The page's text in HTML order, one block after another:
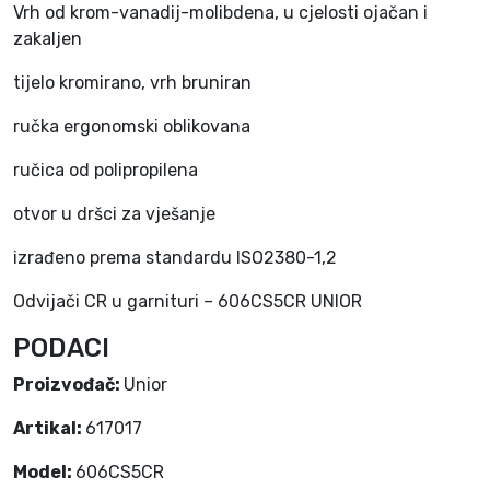
l
n
C
R
N
O
R
0
6
1
0
1
Vrh od krom-vanadij-molibdena, u cjelosti ojačan i
zakaljen
tijelo kromirano, vrh bruniran
ručka ergonomski oblikovana
ručica od polipropilena
otvor u dršci za vješanje
izrađeno prema standardu ISO2380-1,2
Odvijači CR u garnituri – 606CS5CR UNIOR
PODACI
Proizvođač: Unior
Artikal: 617017
Model: 606CS5CR